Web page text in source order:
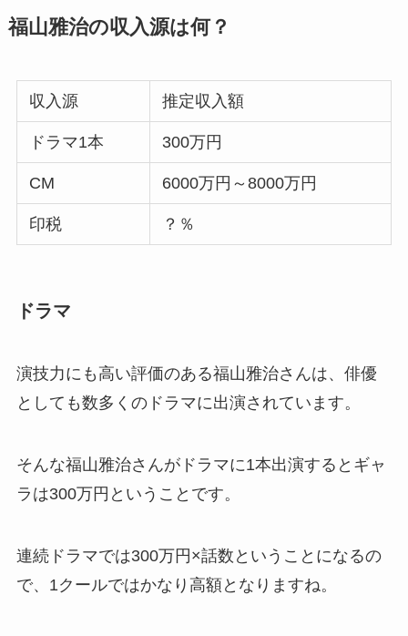
福山雅治の収入源は何？
収入源 推定収入額
ドラマ1本 300万円
CM 6000万円～8000万円
印税 ？％
ドラマ
演技力にも高い評価のある福山雅治さんは、俳優
としても数多くのドラマに出演されています。
そんな福山雅治さんがドラマに1本出演するとギャ
ラは300万円ということです。
連続ドラマでは300万円×話数ということになるの
で、1クールではかなり高額となりますね。